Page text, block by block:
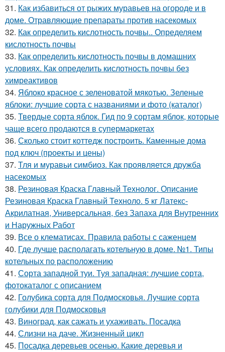
31. Как избавиться от рыжих муравьев на огороде и в
доме. Отравляющие препараты против насекомых
32. Как определить кислотность почвы.. Определяем
кислотность почвы
33. Как определить кислотность почвы в домашних
условиях. Как определить кислотность почвы без
химреактивов
34. Яблоко красное с зеленоватой мякотью. Зеленые
яблоки: лучшие сорта с названиями и фото (каталог)
35. Твердые сорта яблок. Гид по 9 сортам яблок, которые
чаще всего продаются в супермаркетах
36. Сколько стоит коттедж построить. Каменные дома
под ключ (проекты и цены)
37. Тля и муравьи симбиоз. Как проявляется дружба
насекомых
38. Резиновая Краска Главный Технолог. Описание
Резиновая Краска Главный Техноло. 5 кг Латекс-
Акрилатная, Универсальная, без Запаха для Внутренних
и Наружных Работ
39. Все о клематисах. Правила работы с саженцем
40. Где лучше располагать котельную в доме. №1. Типы
котельных по расположению
41. Сорта западной туи. Туя западная: лучшие сорта,
фотокаталог с описанием
42. Голубика сорта для Подмосковья. Лучшие сорта
голубики для Подмосковья
43. Виноград, как сажать и ухаживать. Посадка
44. Слизни на даче. Жизненный цикл
45. Посадка деревьев осенью. Какие деревья и